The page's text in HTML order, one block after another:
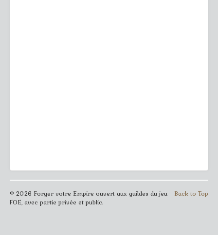
Back to Top
© 2026 Forger votre Empire ouvert aux guildes du jeu
FOE, avec partie privée et public.